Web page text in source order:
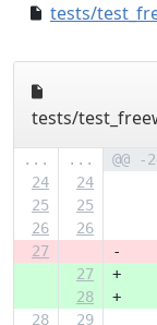
tests/
tests/
... ...
@@
24
24
25
25
26
26
27
-
27
+
28
+
28
29